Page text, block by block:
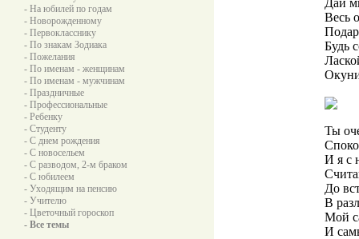
- На юбилей по годам
- Новорожденному
- Первокласснику
- По знакам Зодиака
- Пожелания
- По именам - женщинам
- По именам - мужчинам
- Праздничные
- Профессиональные
- Ребенку
- Студенту
- С днем рождения
- С новосельем
- С разводом, 2-м браком
- С юбилеем
- Уходящим на пенсию
- Учителю
- Цветочный гороскоп
- Все темы
Дай
Весь
Будь
Ты
И я с
До
В
Мой
И